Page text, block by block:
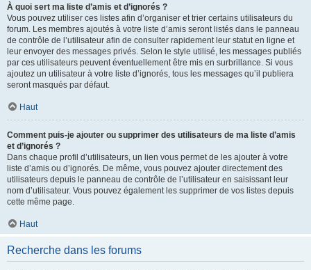
À quoi sert ma liste d’amis et d’ignorés ?
Vous pouvez utiliser ces listes afin d’organiser et trier certains utilisateurs du
forum. Les membres ajoutés à votre liste d’amis seront listés dans le panneau
de contrôle de l’utilisateur afin de consulter rapidement leur statut en ligne et
leur envoyer des messages privés. Selon le style utilisé, les messages publiés
par ces utilisateurs peuvent éventuellement être mis en surbrillance. Si vous
ajoutez un utilisateur à votre liste d’ignorés, tous les messages qu’il publiera
seront masqués par défaut.
Haut
Comment puis-je ajouter ou supprimer des utilisateurs de ma liste d’amis
et d’ignorés ?
Dans chaque profil d’utilisateurs, un lien vous permet de les ajouter à votre
liste d’amis ou d’ignorés. De même, vous pouvez ajouter directement des
utilisateurs depuis le panneau de contrôle de l’utilisateur en saisissant leur
nom d’utilisateur. Vous pouvez également les supprimer de vos listes depuis
cette même page.
Haut
Recherche dans les forums